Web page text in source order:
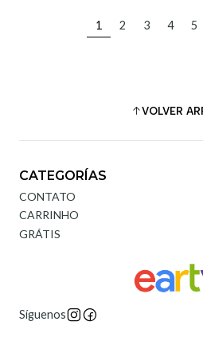
1 2 3 4 5
VOLVER
CATEGORÍAS
CONTATO
CARRINHO
GRÁTIS
Síguenos